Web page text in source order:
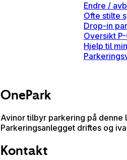
Endre /
Ofte stilte
Drop-in
Oversikt
Hjelp til
OnePark
Avinor tilbyr parkering på denne
Parkeringsanlegget driftes og
Kontakt